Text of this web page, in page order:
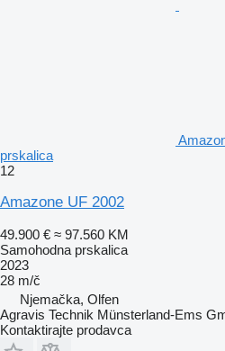
prskalica
12
Amazone UF 2002
49.900 € ≈ 97.560 KM
Samohodna prskalica
2023
28 m/č
Njemačka, Olfen
Agravis Technik Münsterland-Ems
Kontaktirajte prodavca